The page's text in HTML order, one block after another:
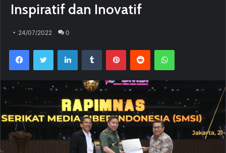
Inspiratif dan Inovatif
24/07/2022 0